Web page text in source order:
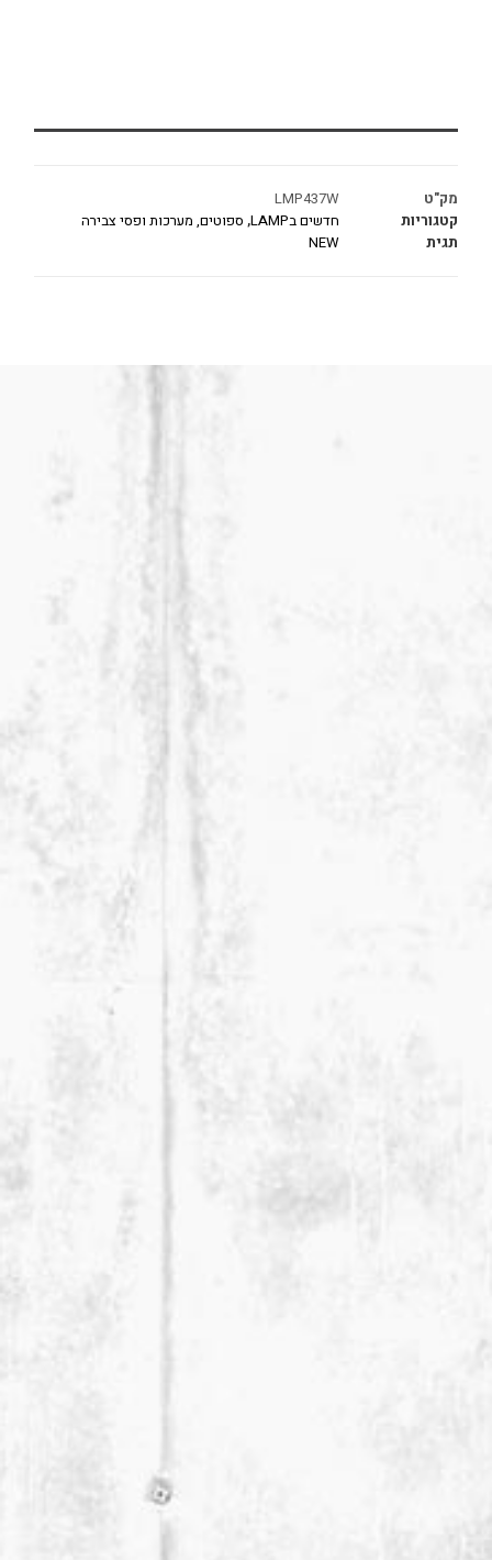
מק"ט
LMP437W
קטגוריות
חדשים בLAMP , ספוטים, מערכות ופסי צבירה
תגית
NEW